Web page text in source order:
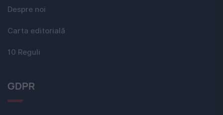
Despre noi
Carta editorială
10 Reguli
GDPR